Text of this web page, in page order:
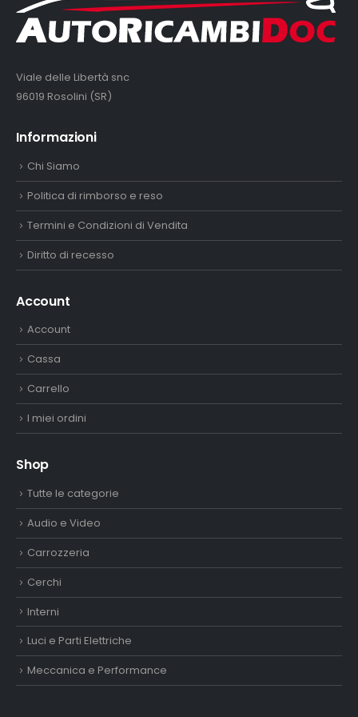
Viale delle Libertà snc
96019 Rosolini (SR)
Informazioni
Chi Siamo
Politica di rimborso e reso
Termini e Condizioni di Vendita
Diritto di recesso
Account
Account
Cassa
Carrello
I miei ordini
Shop
Tutte le categorie
Audio e Video
Carrozzeria
Cerchi
Interni
Luci e Parti Elettriche
Meccanica e Performance